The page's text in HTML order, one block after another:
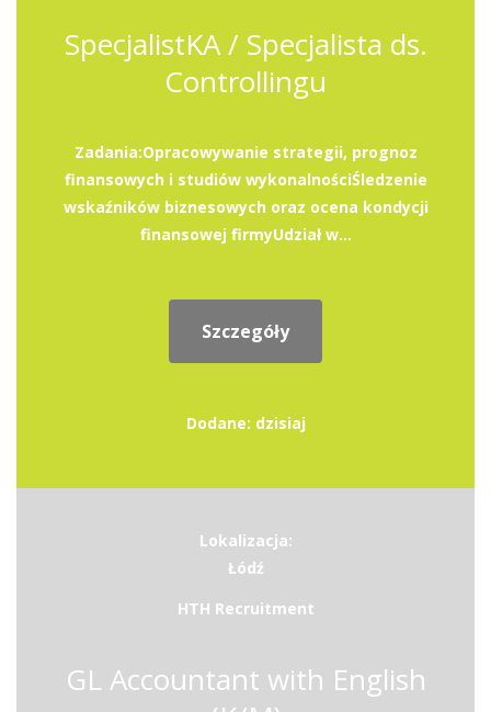
SpecjalistKA / Specjalista ds.
Controllingu
Zadania:Opracowywanie strategii, prognoz
finansowych i studiów wykonalnościŚledzenie
wskaźników biznesowych oraz ocena kondycji
finansowej firmyUdział w...
Szczegóły
Dodane: dzisiaj
Lokalizacja:
Łódź
HTH Recruitment
GL Accountant with English